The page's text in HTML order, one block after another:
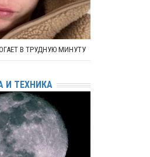
В ТРУДНУЮ МИНУТУ
И ТЕХНИКА